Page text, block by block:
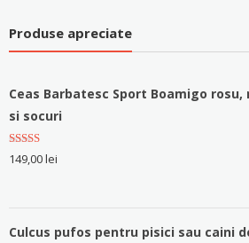
Produse apreciate
Ceas Barbatesc Sport Boamigo
si socuri
Evaluat la
5.00stele
149,00lei
Culcus pufos pentru pisici sau caini